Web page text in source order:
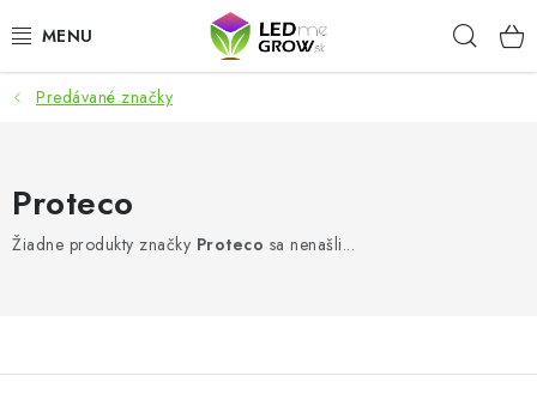
na
AKCIE
Predávané značky
Proteco
Žiadne produkty značky Proteco sa nenašli...